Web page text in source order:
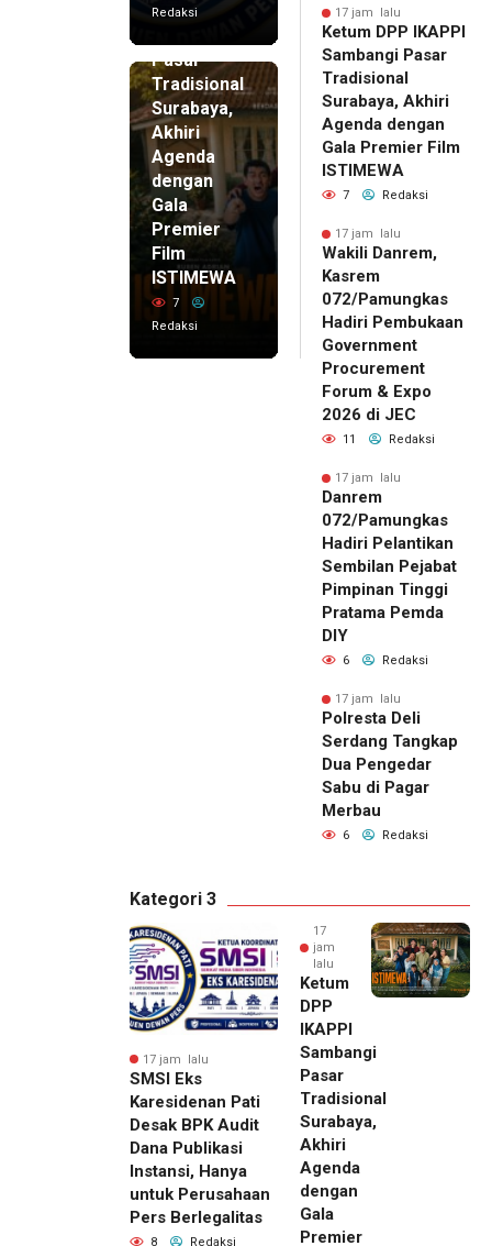
Redaksi
IKAPPI
Pasar
Tradisional
Surabaya,
Akhiri
Agenda
dengan
Gala
Premier
Film
ISTIMEWA
7
Redaksi
17 jam lalu
Ketum DPP IKAPPI
Sambangi Pasar
Tradisional
Surabaya, Akhiri
Agenda dengan
Gala Premier Film
ISTIMEWA
7 Redaksi
17 jam lalu
Wakili Danrem,
Kasrem
072/Pamungkas
Hadiri Pembukaan
Government
Procurement
Forum & Expo
2026 di JEC
11 Redaksi
17 jam lalu
Danrem
072/Pamungkas
Hadiri Pelantikan
Sembilan Pejabat
Pimpinan Tinggi
Pratama Pemda
DIY
6 Redaksi
17 jam lalu
Polresta Deli
Serdang Tangkap
Dua Pengedar
Sabu di Pagar
Merbau
6 Redaksi
Kategori 3
17 jam lalu
SMSI Eks
Karesidenan Pati
Desak BPK Audit
Dana Publikasi
Instansi, Hanya
untuk Perusahaan
Pers Berlegalitas
8 Redaksi
17
jam
lalu
Ketum
DPP
IKAPPI
Sambangi
Pasar
Tradisional
Surabaya,
Akhiri
Agenda
dengan
Gala
Premier